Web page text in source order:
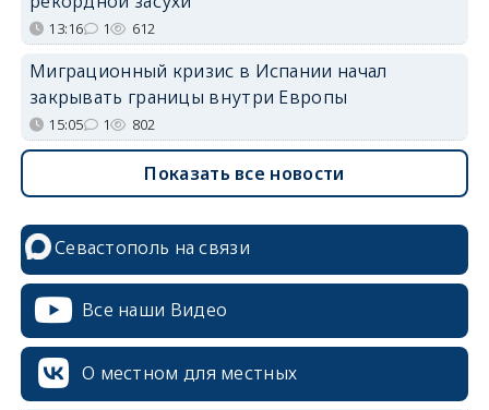
13:16 1 612
Миграционный кризис в Испании начал
закрывать границы внутри Европы
15:05 1 802
Показать все новости
Севастополь на связи
Все наши Видео
О местном для местных